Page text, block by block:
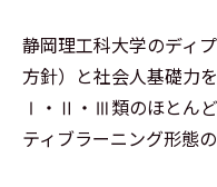
静岡理工科大学のディ
方針）と社会人基礎力
Ⅰ・Ⅱ・Ⅲ類のほとんど
ティブラーニング形態